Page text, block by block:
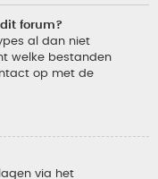
forum?
al dan niet
welke bestanden
op met de
via het